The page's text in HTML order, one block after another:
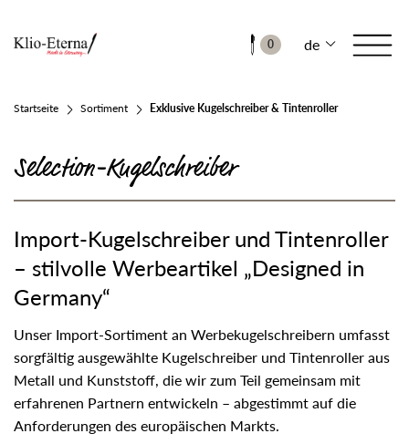
0 de
Startseite Sortiment Exklusive Kugelschreiber & Tintenroller
Selection-Kugelschreiber
Import-Kugelschreiber und Tintenroller
– stilvolle Werbeartikel „Designed in
Germany“
Unser Import-Sortiment an Werbekugelschreibern umfasst
sorgfältig ausgewählte Kugelschreiber und Tintenroller aus
Metall und Kunststoff, die wir zum Teil gemeinsam mit
erfahrenen Partnern entwickeln – abgestimmt auf die
Anforderungen des europäischen Markts.